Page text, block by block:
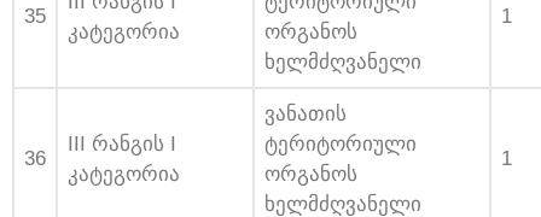
35
კატეგორია
ორგანოს
ხელმძღვანელი
1
36
III რანგის I
კატეგორია
ვანათის
ტერიტორიული
ორგანოს
ხელმძღვანელი
1